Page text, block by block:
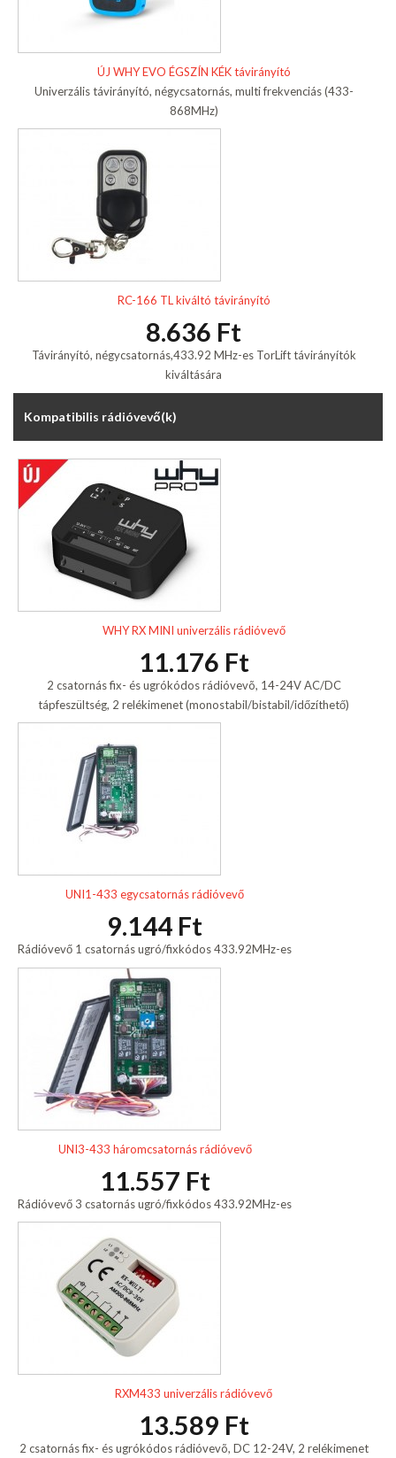
ÚJ WHY EVO ÉGSZÍN KÉK távirányító
Univerzális távirányító, négycsatornás, multi frekvenciás (433-
868MHz)
RC-166 TL kiváltó távirányító
8.636 Ft
Távirányító, négycsatornás,433.92 MHz-es TorLift távirányítók
kiváltására
Kompatibilis rádióvevő(k)
WHY RX MINI univerzális rádióvevő
11.176 Ft
2 csatornás fix- és ugrókódos rádióvevõ, 14-24V AC/DC
tápfeszültség, 2 relékimenet (monostabil/bistabil/időzíthető)
UNI1-433 egycsatornás rádióvevő
9.144 Ft
Rádióvevő 1 csatornás ugró/fixkódos 433.92MHz-es
UNI3-433 háromcsatornás rádióvevő
11.557 Ft
Rádióvevő 3 csatornás ugró/fixkódos 433.92MHz-es
RXM433 univerzális rádióvevő
13.589 Ft
2 csatornás fix- és ugrókódos rádióvevõ, DC 12-24V, 2 relékimenet